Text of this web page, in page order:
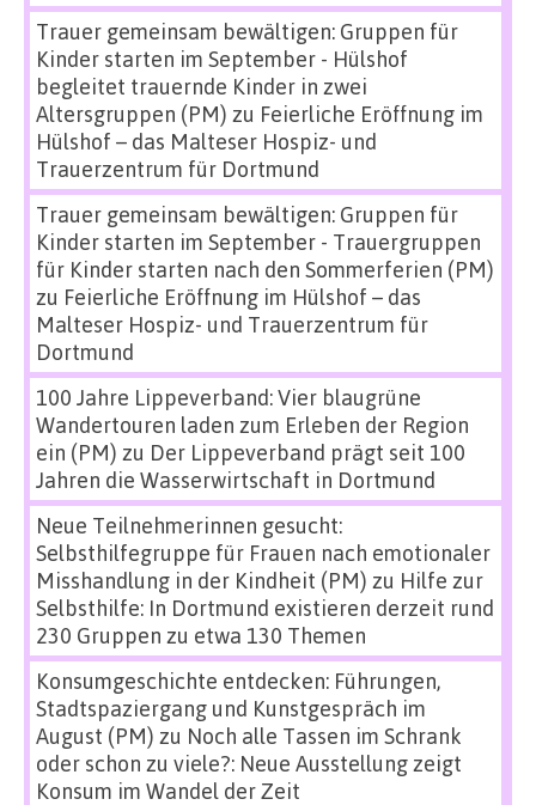
Trauer gemeinsam bewältigen: Gruppen für
Kinder starten im September - Hülshof
begleitet trauernde Kinder in zwei
Altersgruppen (PM) zu Feierliche Eröffnung im
Hülshof – das Malteser Hospiz- und
Trauerzentrum für Dortmund
Trauer gemeinsam bewältigen: Gruppen für
Kinder starten im September - Trauergruppen
für Kinder starten nach den Sommerferien (PM)
zu Feierliche Eröffnung im Hülshof – das
Malteser Hospiz- und Trauerzentrum für
Dortmund
100 Jahre Lippeverband: Vier blaugrüne
Wandertouren laden zum Erleben der Region
ein (PM) zu Der Lippeverband prägt seit 100
Jahren die Wasserwirtschaft in Dortmund
Neue Teilnehmerinnen gesucht:
Selbsthilfegruppe für Frauen nach emotionaler
Misshandlung in der Kindheit (PM) zu Hilfe zur
Selbsthilfe: In Dortmund existieren derzeit rund
230 Gruppen zu etwa 130 Themen
Konsumgeschichte entdecken: Führungen,
Stadtspaziergang und Kunstgespräch im
August (PM) zu Noch alle Tassen im Schrank
oder schon zu viele?: Neue Ausstellung zeigt
Konsum im Wandel der Zeit